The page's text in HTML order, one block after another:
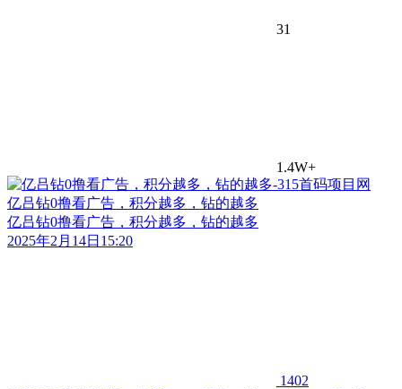
31
1.4W+
亿吕钻0撸看广告，积分越多，钻的越多
亿吕钻0撸看广告，积分越多，钻的越多
2025年2月14日15:20
1402